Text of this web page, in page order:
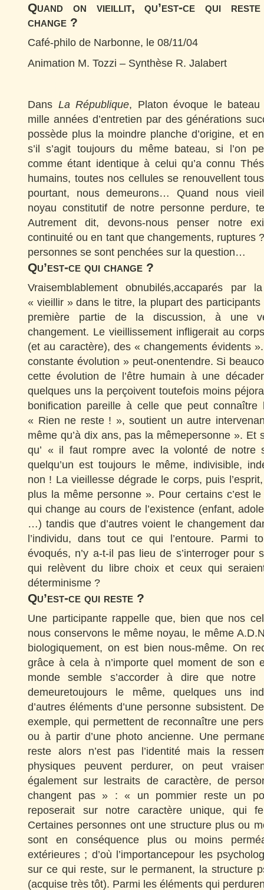
Quand on vieillit, qu’est-ce qui
change ?
Café-philo de Narbonne, le 08/11/04
Animation M. Tozzi – Synthèse R. Jalabert
Dans La République, Platon évoque le
mille années d’entretien par des générations
possède plus la moindre planche d’origine, et
s’il s’agit toujours du même bateau, si l’on
comme étant identique à celui qu’a connu
humains, toutes nos cellules se renouvellent
pourtant, nous demeurons… Quand nous
noyau constitutif de notre personne perdure,
Autrement dit, devons-nous penser notre
continuité ou en tant que changements, ruptures
personnes se sont penchées sur la question…
Qu’est-ce qui change ?
Vraisemblablement obnubilés,accaparés par
« vieillir » dans le titre, la plupart des
première partie de la discussion, à une
changement. Le vieillissement infligerait au
(et au caractère), des « changements évidents
constante évolution » peut-onentendre. Si
cette évolution de l’être humain à une
quelques uns la perçoivent toutefois moins
bonification pareille à celle que peut
« Rien ne reste ! », soutient un autre
même qu’à dix ans, pas la mêmepersonne ». Et
qu’ « il faut rompre avec la volonté de notre
quelqu’un est toujours le même, indivisible,
non ! La vieillesse dégrade le corps, puis
plus la même personne ». Pour certains c’est
qui change au cours de l’existence (enfant,
…) tandis que d’autres voient le changement
l’individu, dans tout ce qui l’entoure. Parmi
évoqués, n’y a-t-il pas lieu de s’interroger pour
qui relèvent du libre choix et ceux qui
déterminisme ?
Qu’est-ce qui reste ?
Une participante rappelle que, bien que nos
nous conservons le même noyau, le même
biologiquement, on est bien nous-même. On
grâce à cela à n’importe quel moment de son
monde semble s’accorder à dire que notre
demeuretoujours le même, quelques uns
d’autres éléments d’une personne subsistent.
exemple, qui permettent de reconnaître une
ou à partir d’une photo ancienne. Une
reste alors n’est pas l’identité mais la
physiques peuvent perdurer, on peut
également sur lestraits de caractère, de
changent pas » : « un pommier reste un
reposerait sur notre caractère unique, qui
Certaines personnes ont une structure plus ou
sont en conséquence plus ou moins
extérieures ; d’où l’importancepour les
sur ce qui reste, sur le permanent, la structure
(acquise très tôt). Parmi les éléments qui